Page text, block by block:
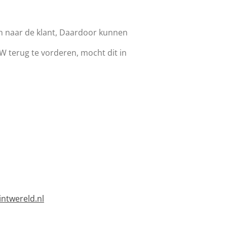
naar de klant, Daardoor kunnen
terug te vorderen, mocht dit in